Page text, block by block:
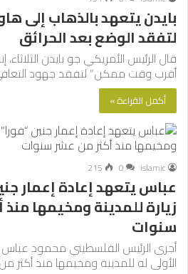
بايدن يتعهد بالذهاب إلى
لتفقد الوضع بعد الحرائق
قال الرئيس الأمريكي جو بايدن
أقرب وقت ممكن” لتفقد جهود
أكمل القراءة »
islamic
0
215
عباس يتعهد إعادة إعمار
زيارة للمدينة ومخيمها
سنوات
أجرى الرئيس الفلسطيني محمود عباس
الأولى له للمدينة ومخيمها منذ